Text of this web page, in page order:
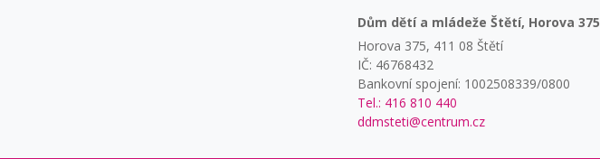
Dům dětí a mládeže Štětí, Horova 375
Horova 375, 411 08 Štětí
IČ: 46768432
Bankovní spojení: 1002508339/0800
Tel.: 416 810 440
ddmsteti@centrum.cz